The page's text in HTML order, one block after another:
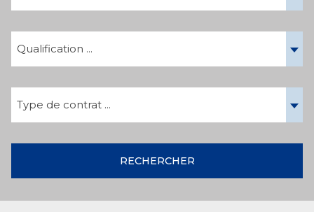
Qualification ...
Type de contrat ...
RECHERCHER